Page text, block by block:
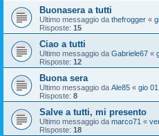
Buonasera a tutti
Ultimo messaggio da thefrogger «
Risposte: 15
Ciao a tutti
Ultimo messaggio da Gabriele67 «
Risposte: 12
Buona sera
Ultimo messaggio da Ale85 « gio
Risposte: 8
Salve a tutti, mi presento
Ultimo messaggio da marco71 «
Risposte: 18